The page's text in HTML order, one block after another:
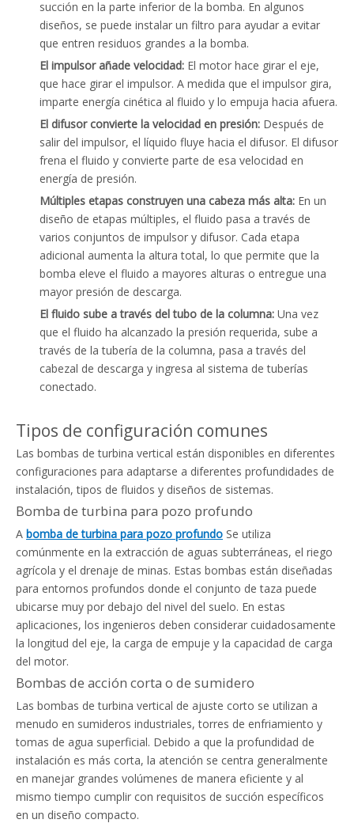
succión en la parte inferior de la bomba. En algunos
diseños, se puede instalar un filtro para ayudar a evitar
que entren residuos grandes a la bomba.
El impulsor añade velocidad: El motor hace girar el eje,
que hace girar el impulsor. A medida que el impulsor gira,
imparte energía cinética al fluido y lo empuja hacia afuera.
El difusor convierte la velocidad en presión: Después de
salir del impulsor, el líquido fluye hacia el difusor. El difusor
frena el fluido y convierte parte de esa velocidad en
energía de presión.
Múltiples etapas construyen una cabeza más alta: En un
diseño de etapas múltiples, el fluido pasa a través de
varios conjuntos de impulsor y difusor. Cada etapa
adicional aumenta la altura total, lo que permite que la
bomba eleve el fluido a mayores alturas o entregue una
mayor presión de descarga.
El fluido sube a través del tubo de la columna: Una vez
que el fluido ha alcanzado la presión requerida, sube a
través de la tubería de la columna, pasa a través del
cabezal de descarga y ingresa al sistema de tuberías
conectado.
Tipos de configuración comunes
Las bombas de turbina vertical están disponibles en diferentes
configuraciones para adaptarse a diferentes profundidades de
instalación, tipos de fluidos y diseños de sistemas.
Bomba de turbina para pozo profundo
A bomba de turbina para pozo profundo Se utiliza
comúnmente en la extracción de aguas subterráneas, el riego
agrícola y el drenaje de minas. Estas bombas están diseñadas
para entornos profundos donde el conjunto de taza puede
ubicarse muy por debajo del nivel del suelo. En estas
aplicaciones, los ingenieros deben considerar cuidadosamente
la longitud del eje, la carga de empuje y la capacidad de carga
del motor.
Bombas de acción corta o de sumidero
Las bombas de turbina vertical de ajuste corto se utilizan a
menudo en sumideros industriales, torres de enfriamiento y
tomas de agua superficial. Debido a que la profundidad de
instalación es más corta, la atención se centra generalmente
en manejar grandes volúmenes de manera eficiente y al
mismo tiempo cumplir con requisitos de succión específicos
en un diseño compacto.